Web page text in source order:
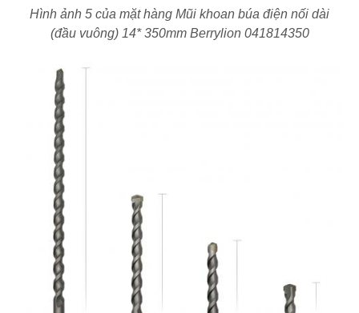
Hình ảnh 5 của mặt hàng Mũi khoan búa điện nối dài
(đầu vuông) 14* 350mm Berrylion 041814350